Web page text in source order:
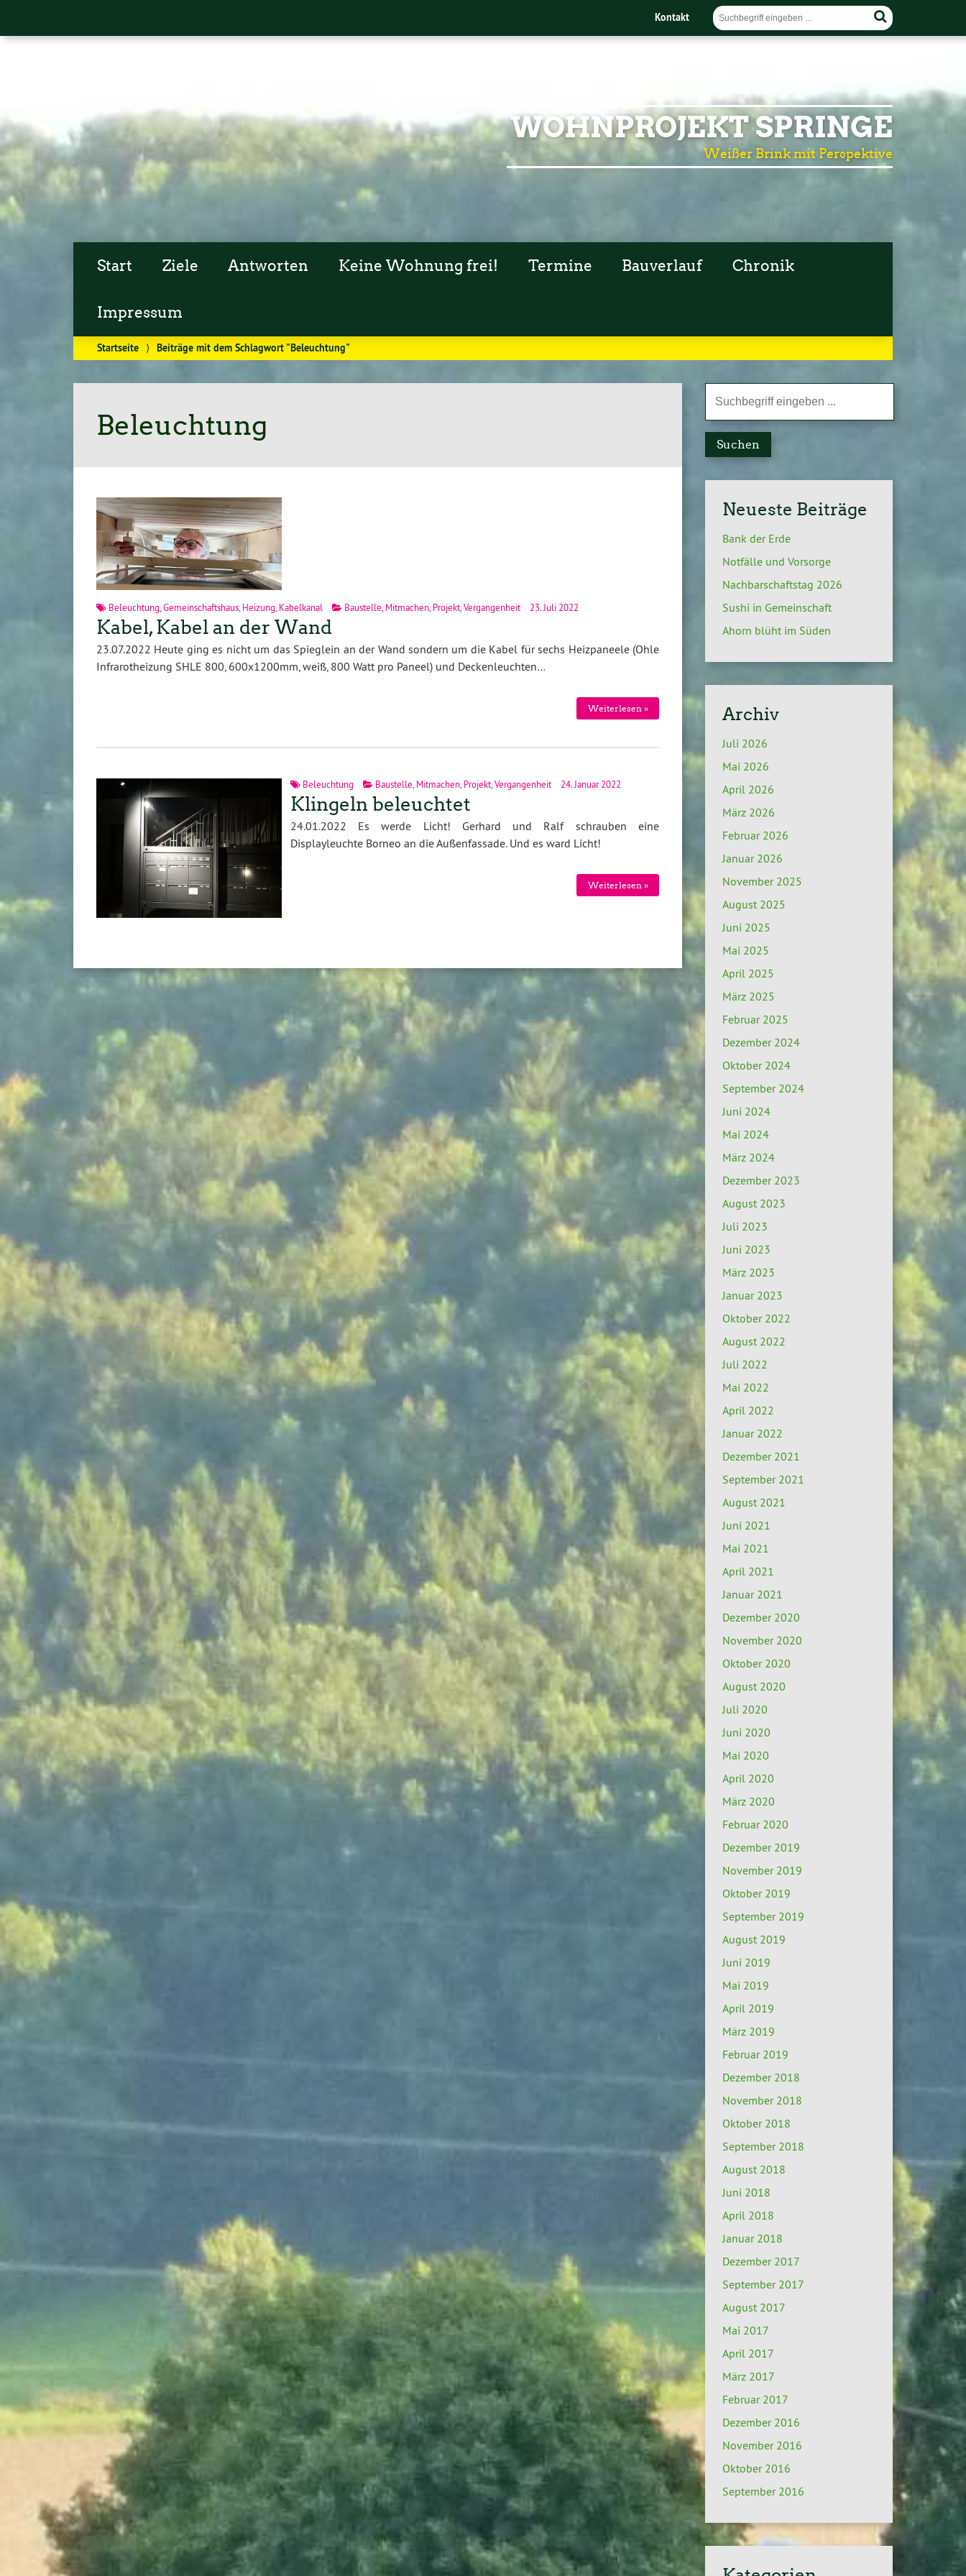
Kontakt
WOHNPROJEKT SPRINGE
Weißer Brink mit Perspektive
Start Ziele Antworten Keine Wohnung frei! Termine Bauverlauf Chronik
Impressum
Startseite ⟩ Beiträge mit dem Schlagwort "Beleuchtung"
Beleuchtung
Beleuchtung Gemeinschaftshaus Heizung Kabelkanal Baustelle Mitmachen Projekt Vergangenheit 23. Juli 2022
Kabel, Kabel an der Wand
23.07.2022 Heute ging es nicht um das Spieglein an der Wand sondern um die Kabel für sechs Heizpaneele (Ohle
Infrarotheizung SHLE 800, 600x1200mm, weiß, 800 Watt pro Paneel) und Deckenleuchten…
Weiterlesen »
Beleuchtung Baustelle Mitmachen, Projekt, Vergangenheit 24. Januar 2022
Klingeln beleuchtet
24.01.2022 Es werde Licht! Gerhard und Ralf schrauben eine
Displayleuchte Borneo an die Außenfassade. Und es ward Licht!
Weiterlesen »
Suchen
Neueste Beiträge
Bank der Erde
Notfälle und Vorsorge
Nachbarschaftstag 2026
Sushi in Gemeinschaft
Ahorn blüht im Süden
Archiv
Juli 2026
Mai 2026
April 2026
März 2026
Februar 2026
Januar 2026
November 2025
August 2025
Juni 2025
Mai 2025
April 2025
März 2025
Februar 2025
Dezember 2024
Oktober 2024
September 2024
Juni 2024
Mai 2024
März 2024
Dezember 2023
August 2023
Juli 2023
Juni 2023
März 2023
Januar 2023
Oktober 2022
August 2022
Juli 2022
Mai 2022
April 2022
Januar 2022
Dezember 2021
September 2021
August 2021
Juni 2021
Mai 2021
April 2021
Januar 2021
Dezember 2020
November 2020
Oktober 2020
August 2020
Juli 2020
Juni 2020
Mai 2020
April 2020
März 2020
Februar 2020
Dezember 2019
November 2019
Oktober 2019
September 2019
August 2019
Juni 2019
Mai 2019
April 2019
März 2019
Februar 2019
Dezember 2018
November 2018
Oktober 2018
September 2018
August 2018
Juni 2018
April 2018
Januar 2018
Dezember 2017
September 2017
August 2017
Mai 2017
April 2017
März 2017
Februar 2017
Dezember 2016
November 2016
Oktober 2016
September 2016